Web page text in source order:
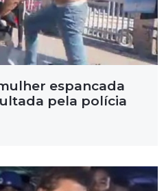
espancada
pela polícia